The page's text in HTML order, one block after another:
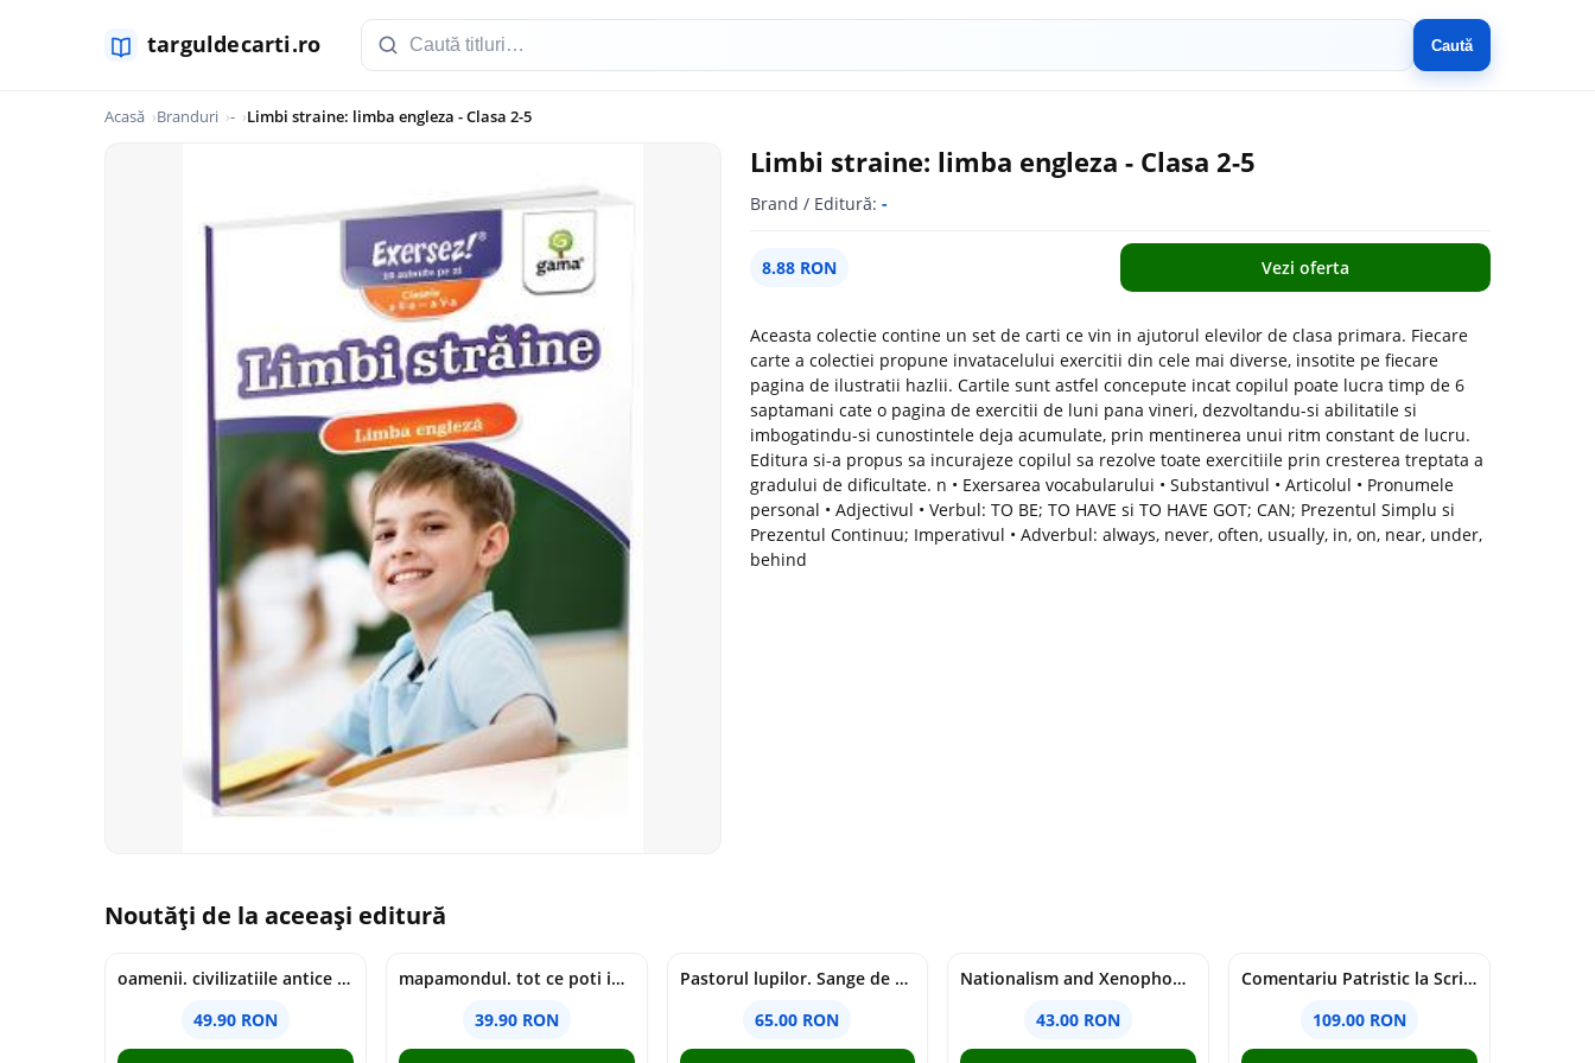
Caută
Acasă Branduri - Limbi straine: limba engleza - Clasa 2-5
Limbi straine: limba engleza - Clasa 2-5
Brand / Editură: -
8.88 RON Vezi oferta
Aceasta colectie contine un set de carti ce vin in ajutorul elevilor de clasa primara. Fiecare
carte a colectiei propune invatacelului exercitii din cele mai diverse, insotite pe fiecare
pagina de ilustratii hazlii. Cartile sunt astfel concepute incat copilul poate lucra timp de 6
saptamani cate o pagina de exercitii de luni pana vineri, dezvoltandu-si abilitatile si
imbogatindu-si cunostintele deja acumulate, prin mentinerea unui ritm constant de lucru.
Editura si-a propus sa incurajeze copilul sa rezolve toate exercitiile prin cresterea treptata a
gradului de dificultate. n • Exersarea vocabularului • Substantivul • Articolul • Pronumele
personal • Adjectivul • Verbul: TO BE; TO HAVE si TO HAVE GOT; CAN; Prezentul Simplu si
Prezentul Continuu; Imperativul • Adverbul: always, never, often, usually, in, on, near, under,
behind
Noutăți de la aceeași editură
oamenii. civilizatiile antice si lucrurile uluitoare pe care le-au creat - jonny marx, charlie davis
49.90 RON
mapamondul. tot ce poti invata dintr-o harta - raquel martin
39.90 RON
Pastorul lupilor. Sange de varcolac - Larisa Toader
65.00 RON
Nationalism and Xenophobia in Post-Soviet Russia - Ioana Madalina Miron
43.00 RON
Comentariu Patristic la Scriptura. Vechiul Testament II. Geneza, 12-50 - George Claudiu Tutu, Mark Sheridan, Alexander Baumgarten, Thomas C. Oden
109.00 RON